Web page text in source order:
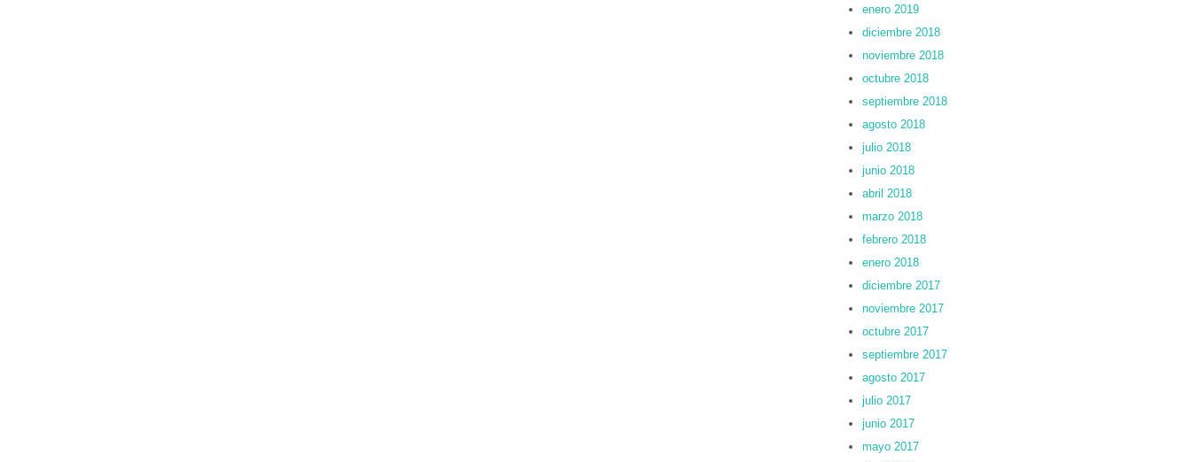
enero 2019
diciembre 2018
noviembre 2018
octubre 2018
septiembre 2018
agosto 2018
julio 2018
junio 2018
abril 2018
marzo 2018
febrero 2018
enero 2018
diciembre 2017
noviembre 2017
octubre 2017
septiembre 2017
agosto 2017
julio 2017
junio 2017
mayo 2017